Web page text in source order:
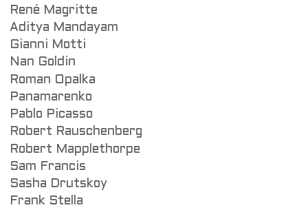
René Magritte
Aditya Mandayam
Gianni Motti
Nan Goldin
Roman Opalka
Panamarenko
Pablo Picasso
Robert Rauschenberg
Robert Mapplethorpe
Sam Francis
Sasha Drutskoy
Frank Stella